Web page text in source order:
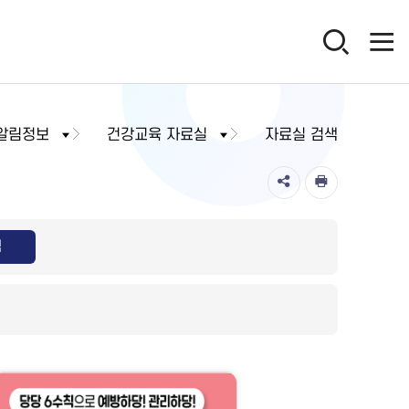
림정보 건강교육 자료실 자료실 검색